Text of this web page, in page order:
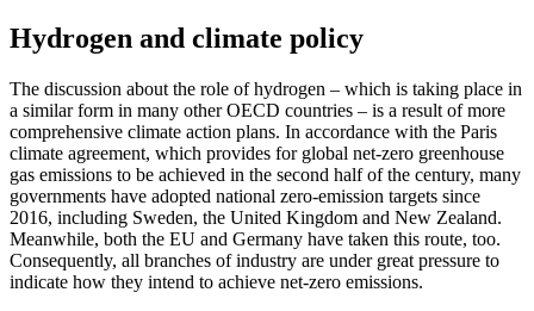
Hydrogen and climate policy
The discussion about the role of hydrogen – which is taking place in
a similar form in many other OECD countries – is a result of more
comprehensive climate action plans. In accordance with the Paris
climate agree­ment, which provides for global net-zero greenhouse
gas emissions to be achieved in the second half of the century, many
gov­ern­ments have adopted national zero-emis­sion targets since
2016, including Sweden, the United Kingdom and New Zealand.
Meanwhile, both the EU and Germany have taken this route, too.
Consequently, all branches of industry are under great pres­sure to
indicate how they intend to achieve net-zero emissions.